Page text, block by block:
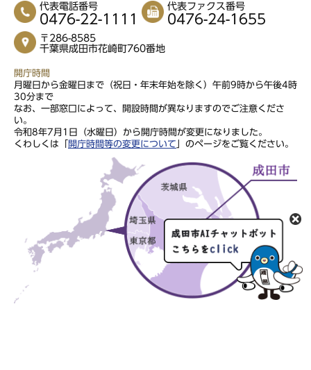
代表電話番号
0476-22-1111
代表ファクス番号
0476-24-1655
〒286-8585
千葉県成田市花崎町760番地
開庁時間
月曜日から金曜日まで（祝日・年末年始を除く）午前9時から午後4時
30分まで
なお、一部窓口によって、開設時間が異なりますのでご注意くださ
い。
令和8年7月1日（水曜日）から開庁時間が変更になりました。
くわしくは「
開庁時間等の変更について 」のページをご覧ください。